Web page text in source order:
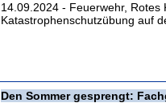
14.09.2024 - Feuerwehr, Rotes
Katastrophenschutzübung auf
Den Sommer gesprengt: